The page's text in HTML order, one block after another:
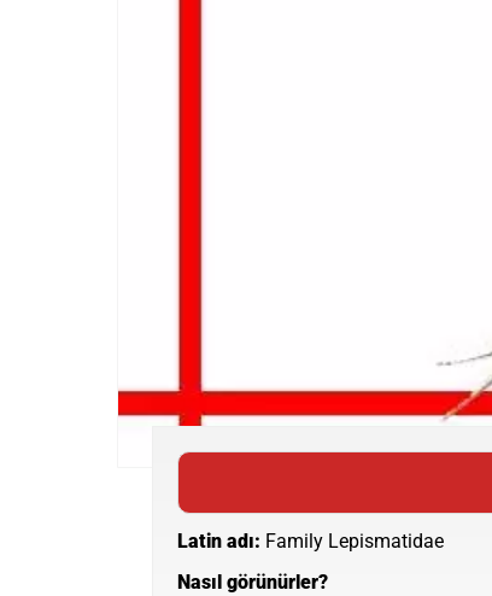
Latin adı: Family Lepismatidae
Nasıl görünürler?